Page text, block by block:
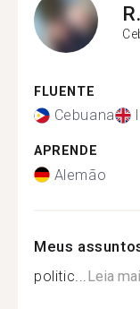
R.
FLUENTE
Cebuana
APRENDE
Alemão
Meus
politic... Leia